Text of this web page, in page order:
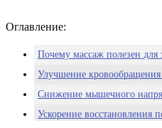
Оглавление:
Почему массаж полезен для
Улучшение
Снижение мышечного
Ускорение восстановления